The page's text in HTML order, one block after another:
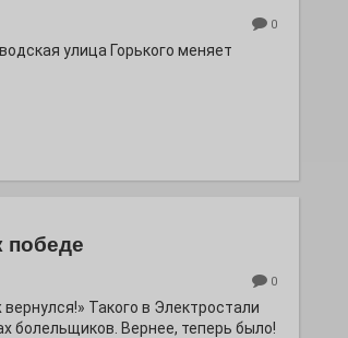
0
улица Горького меняет
победе
0
Такого в Электростали
болельщиков. Вернее, теперь было!